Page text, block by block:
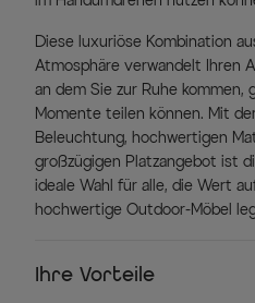
Diese luxuriöse Kombination
Atmosphäre verwandelt Ihren
an dem Sie zur Ruhe kommen,
Momente teilen können. Mit
Beleuchtung, hochwertigen
großzügigen Platzangebot ist
ideale Wahl für alle, die Wert
hochwertige Outdoor-Möbel
Ihre Vorteile